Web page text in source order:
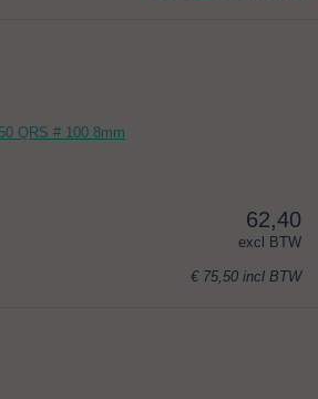
QRS # 100 8mm
62,40
excl BTW
€ 75,50 incl BTW